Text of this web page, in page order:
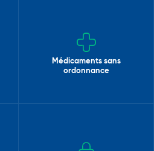
Médicaments sans
ordonnance